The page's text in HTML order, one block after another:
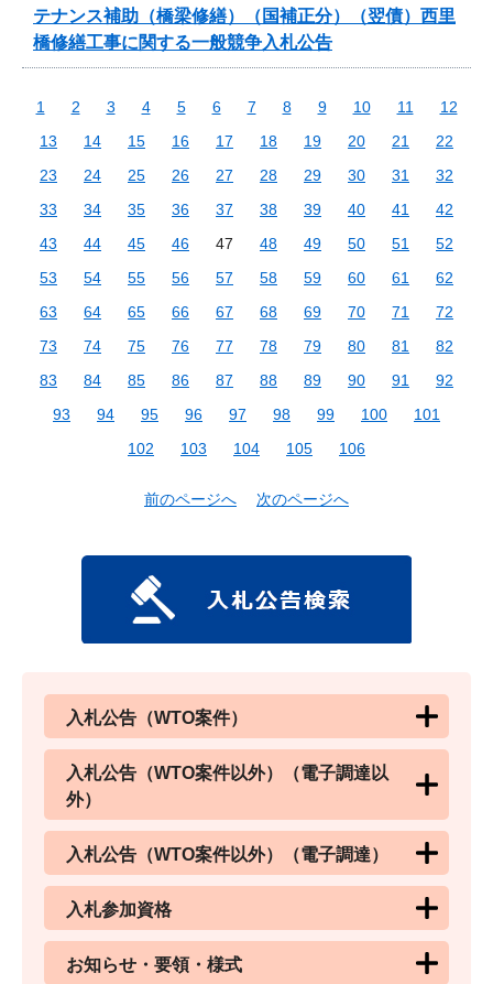
テナンス補助（橋梁修繕）（国補正分）（翌債）西里
橋修繕工事に関する一般競争入札公告
1 2 3 4 5 6 7 8 9 10 11
12
13
14 15 16 17 18 19 20 21
22
23
24 25 26 27 28 29 30 31
32
33
34 35 36 37 38 39 40 41
42
43
44 45 46 47 48 49 50 51
52
53
54 55 56 57 58 59 60 61
62
63
64 65 66 67 68 69 70 71
72
73
74 75 76 77 78 79 80 81
82
83
84 85 86 87 88 89 90 91
92
93
94 95 96 97 98 99 100
101
102
103 104 105 106
前のページへ 次のページへ
入札公告（WTO案件）
入札公告（WTO案件以外）（電子調達以
外）
入札公告（WTO案件以外）（電子調達）
入札参加資格
お知らせ・要領・様式